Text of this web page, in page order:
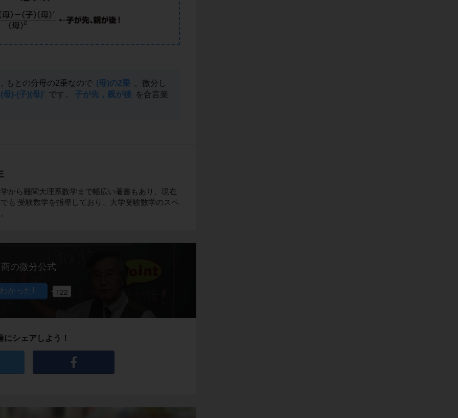
もとの分母の2乗なので (母)の2乗 。微分し
母)-(子)(母)' です。 子が先，親が後 を合言葉
から難関大理系数学まで幅広い著書もあり、現在
も 受験数学を指導しており、大学受験数学のスペ
商の微分公式
122
にシェアしよう！